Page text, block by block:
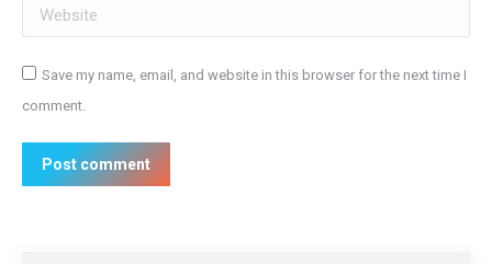
Website
Save my name, email, and website in this browser for the next time I
comment.
Post comment